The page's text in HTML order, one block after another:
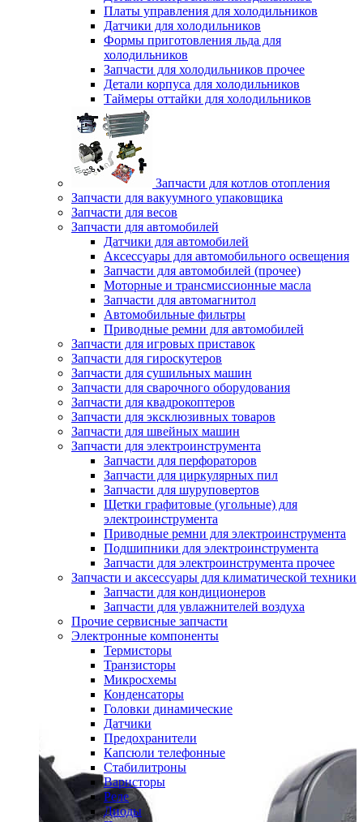
Платы управления для холодильников
Датчики для холодильников
Формы приготовления льда для
холодильников
Запчасти для холодильников прочее
Детали корпуса для холодильников
Таймеры оттайки для холодильников
Запчасти для котлов отопления
Запчасти для вакуумного упаковщика
Запчасти для весов
Запчасти для автомобилей
Датчики для автомобилей
Аксессуары для автомобильного освещения
Запчасти для автомобилей (прочее)
Моторные и трансмиссионные масла
Запчасти для автомагнитол
Автомобильные фильтры
Приводные ремни для автомобилей
Запчасти для игровых приставок
Запчасти для гироскутеров
Запчасти для сушильных машин
Запчасти для сварочного оборудования
Запчасти для квадрокоптеров
Запчасти для эксклюзивных товаров
Запчасти для швейных машин
Запчасти для электроинструмента
Запчасти для перфораторов
Запчасти для циркулярных пил
Запчасти для шуруповертов
Щетки графитовые (угольные) для
электроинструмента
Приводные ремни для электроинструмента
Подшипники для электроинструмента
Запчасти для электроинструмента прочее
Запчасти и аксессуары для климатической техники
Запчасти для кондиционеров
Запчасти для увлажнителей воздуха
Прочие сервисные запчасти
Электронные компоненты
Термисторы
Транзисторы
Микросхемы
Конденсаторы
Головки динамические
Датчики
Предохранители
Капсюли телефонные
Стабилитроны
Варисторы
Реле
Диоды